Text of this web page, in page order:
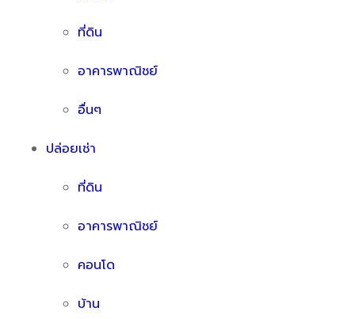
ที่ดิน
อาคารพาณิชย์
อื่นๆ
ปล่อยเช่า
ที่ดิน
อาคารพาณิชย์
คอนโด
บ้าน